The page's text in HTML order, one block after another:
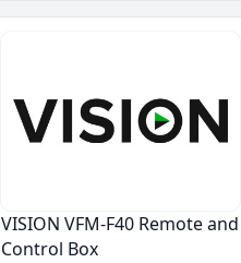
VISION VFM-F40 Remote and
Control Box